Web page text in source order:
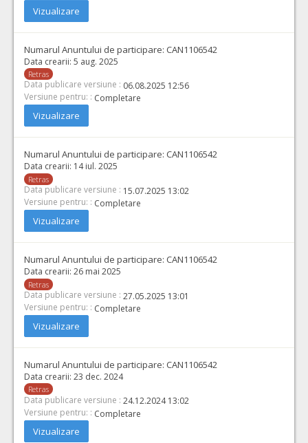
Vizualizare
Numarul Anuntului de participare: CAN1106542
Data crearii: 5 aug. 2025
Retras
Data publicare versiune : 06.08.2025 12:56
Versiune pentru: : Completare
Vizualizare
Numarul Anuntului de participare: CAN1106542
Data crearii: 14 iul. 2025
Retras
Data publicare versiune : 15.07.2025 13:02
Versiune pentru: : Completare
Vizualizare
Numarul Anuntului de participare: CAN1106542
Data crearii: 26 mai 2025
Retras
Data publicare versiune : 27.05.2025 13:01
Versiune pentru: : Completare
Vizualizare
Numarul Anuntului de participare: CAN1106542
Data crearii: 23 dec. 2024
Retras
Data publicare versiune : 24.12.2024 13:02
Versiune pentru: : Completare
Vizualizare